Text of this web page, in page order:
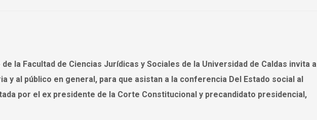
la Facultad de Ciencias Jurídicas y Sociales de la Universidad de Caldas invita a
y al público en general, para que asistan a la conferencia Del Estado social al
por el ex presidente de la Corte Constitucional y precandidato presidencial,